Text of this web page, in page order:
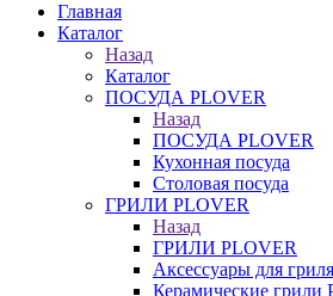
Главная
Каталог
Назад
Каталог
ПОСУДА PLOVER
Назад
ПОСУДА PLOVER
Кухонная посуда
Столовая посуда
ГРИЛИ PLOVER
Назад
ГРИЛИ PLOVER
Аксессуары для гриля
Керамические грили